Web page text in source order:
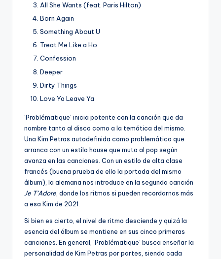
All She Wants (feat. Paris Hilton)
Born Again
Something About U
Treat Me Like a Ho
Confession
Deeper
Dirty Things
Love Ya Leave Ya
‘Problématique’ inicia potente con la canción que da
nombre tanto al disco como a la temática del mismo.
Una Kim Petras autodefinida como problemática que
arranca con un estilo house que muta al pop según
avanza en las canciones. Con un estilo de alta clase
francés (buena prueba de ello la portada del mismo
álbum), la alemana nos introduce en la segunda canción
Je T’Adore , donde los ritmos si pueden recordarnos más
a esa Kim de 2021.
Si bien es cierto, el nivel de ritmo desciende y quizá la
esencia del álbum se mantiene en sus cinco primeras
canciones. En general, ‘Problématique’ busca enseñar la
personalidad de Kim Petras por partes, siendo cada